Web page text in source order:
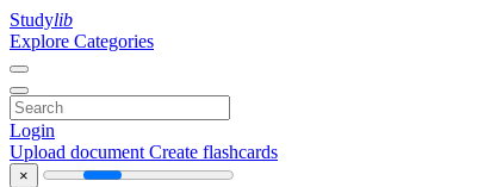
Studylib
Explore Categories
Login
Upload document Create flashcards
×